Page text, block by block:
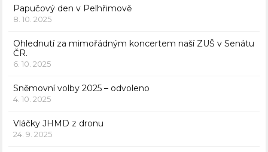
Papučový den v Pelhřimově
8. 10. 2025
Ohlednutí za mimořádným koncertem naší ZUŠ v Senátu
ČR.
6. 10. 2025
Sněmovní volby 2025 – odvoleno
4. 10. 2025
Vláčky JHMD z dronu
24. 9. 2025